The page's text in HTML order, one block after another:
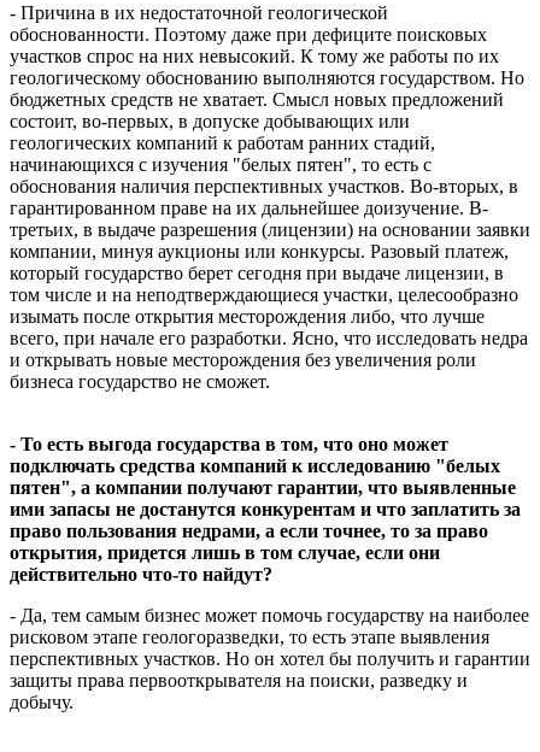
- Причина в их недостаточной геологической
обоснованности. Поэтому даже при дефиците поисковых
участков спрос на них невысокий. К тому же работы по их
геологическому обоснованию выполняются государством. Но
бюджетных средств не хватает. Смысл новых предложений
состоит, во-первых, в допуске добывающих или
геологических компаний к работам ранних стадий,
начинающихся с изучения "белых пятен", то есть с
обоснования наличия перспективных участков. Во-вторых, в
гарантированном праве на их дальнейшее доизучение. В-
третьих, в выдаче разрешения (лицензии) на основании заявки
компании, минуя аукционы или конкурсы. Разовый платеж,
который государство берет сегодня при выдаче лицензии, в
том числе и на неподтверждающиеся участки, целесообразно
изымать после открытия месторождения либо, что лучше
всего, при начале его разработки. Ясно, что исследовать недра
и открывать новые месторождения без увеличения роли
бизнеса государство не сможет.
- То есть выгода государства в том, что оно может
подключать средства компаний к исследованию "белых
пятен", а компании получают гарантии, что выявленные
ими запасы не достанутся конкурентам и что заплатить за
право пользования недрами, а если точнее, то за право
открытия, придется лишь в том случае, если они
действительно что-то найдут?
- Да, тем самым бизнес может помочь государству на наиболее
рисковом этапе геологоразведки, то есть этапе выявления
перспективных участков. Но он хотел бы получить и гарантии
защиты права первооткрывателя на поиски, разведку и
добычу.